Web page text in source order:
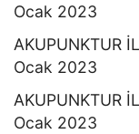
Ocak 2023
AKUPUNKTUR
Ocak 2023
AKUPUNKTUR
Ocak 2023